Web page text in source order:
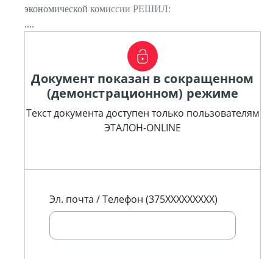
экономической комиссии РЕШИЛ:
....
Документ показан в сокращенном
(демонстрационном) режиме
Текст документа доступен только пользователям
ЭТАЛОН-ONLINE
Эл. почта / Телефон (375XXXXXXXXX)